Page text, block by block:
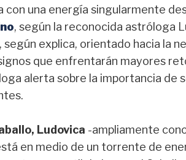
con una energía singularmente
, según la reconocida astróloga
explica, orientado hacia la
que enfrentarán mayores
alerta sobre la importancia
Ludovica -ampliamente
en medio de un torrente de